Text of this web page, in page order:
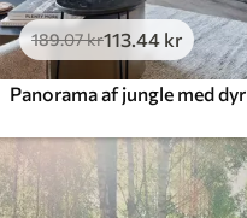
666.67400.00 kr/m²
189.07kr113 .44 kr
Panorama af jungle med dyr